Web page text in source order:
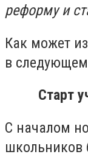
реформу и
Как может
в
Старт
С началом
школьников